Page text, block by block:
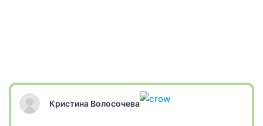
Кристина Волосочева